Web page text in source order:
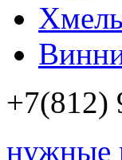
+7(812)
нужные